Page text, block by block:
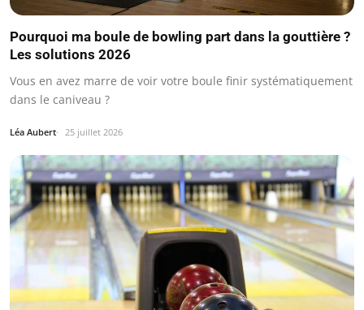
Pourquoi ma boule de bowling part dans la gouttière ?
Les solutions 2026
Vous en avez marre de voir votre boule finir systématiquement
dans le caniveau ?
Léa Aubert 25 juillet 2026